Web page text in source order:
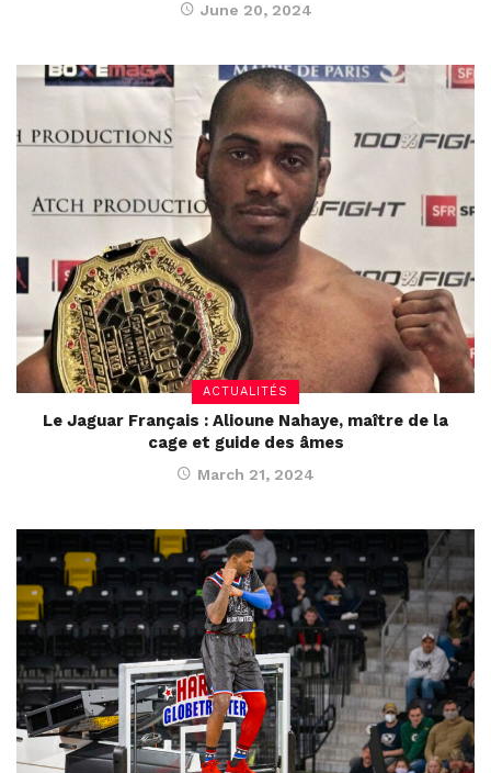
June 20, 2024
ACTUALITÉS
Le Jaguar Français : Alioune Nahaye, maître de la
cage et guide des âmes
March 21, 2024